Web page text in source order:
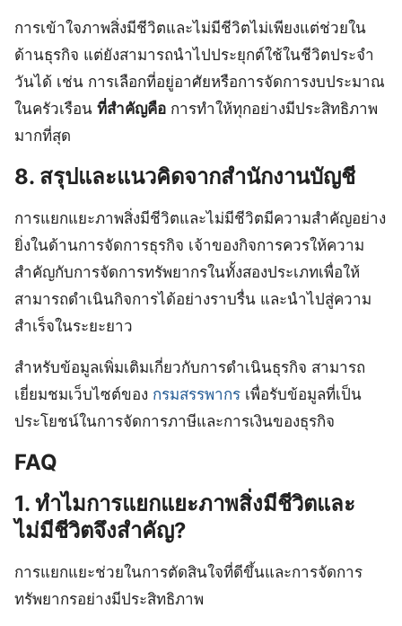
การเข้าใจภาพสิ่งมีชีวิตและไม่มีชีวิตไม่เพียงแต่ช่วยใน
ด้านธุรกิจ แต่ยังสามารถนำไปประยุกต์ใช้ในชีวิตประจำ
วันได้ เช่น การเลือกที่อยู่อาศัยหรือการจัดการงบประมาณ
ในครัวเรือน ที่สำคัญคือ การทำให้ทุกอย่างมีประสิทธิภาพ
มากที่สุด
8. สรุปและแนวคิดจากสำนักงานบัญชี
การแยกแยะภาพสิ่งมีชีวิตและไม่มีชีวิตมีความสำคัญอย่าง
ยิ่งในด้านการจัดการธุรกิจ เจ้าของกิจการควรให้ความ
สำคัญกับการจัดการทรัพยากรในทั้งสองประเภทเพื่อให้
สามารถดำเนินกิจการได้อย่างราบรื่น และนำไปสู่ความ
สำเร็จในระยะยาว
สำหรับข้อมูลเพิ่มเติมเกี่ยวกับการดำเนินธุรกิจ สามารถ
เยี่ยมชมเว็บไซต์ของ กรมสรรพากร เพื่อรับข้อมูลที่เป็น
ประโยชน์ในการจัดการภาษีและการเงินของธุรกิจ
FAQ
1. ทำไมการแยกแยะภาพสิ่งมีชีวิตและ
ไม่มีชีวิตจึงสำคัญ?
การแยกแยะช่วยในการตัดสินใจที่ดีขึ้นและการจัดการ
ทรัพยากรอย่างมีประสิทธิภาพ